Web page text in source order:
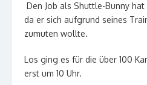
Den Job als Shuttle-Bunny
da er sich aufgrund seines
zumuten wollte.
Los ging es für die über 100
erst um 10 Uhr.